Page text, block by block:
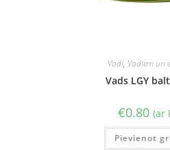
Vadi, Vadiem un
Vads LGY
€0.80 (ar
Pievienot